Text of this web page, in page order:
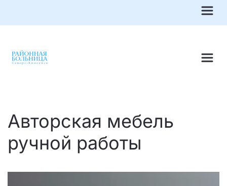
Авторская мебель
ручной работы